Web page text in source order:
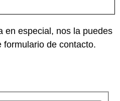
en especial, nos la puedes
formulario de contacto.